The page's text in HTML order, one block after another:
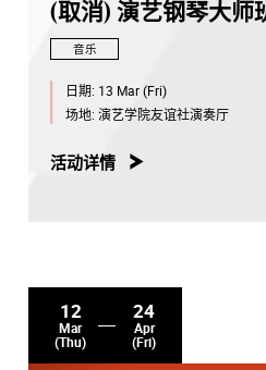
(取消) 演艺钢琴大师
音乐
日期: 13 Mar (Fri)
场地: 演艺学院友谊社演奏厅
活动详情
12
Mar
(Thu)
24
Apr
(Fri)